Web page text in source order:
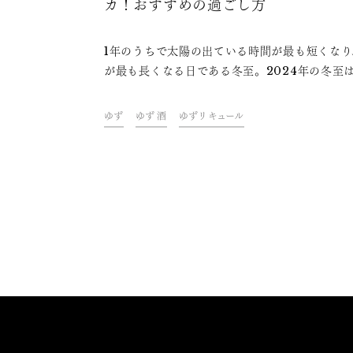
カ！おすすめの過ごし方
1年のうちで太陽の出ている時間が最も短くな
が最も長くなる日である冬至。2024年の冬至
のうちの一つがゆず湯。ゆずには邪気を払う効
あるとされ、「ゆず湯に入ると一年風邪をひかな
ゆず ゆず 酒 ゆずリキュール